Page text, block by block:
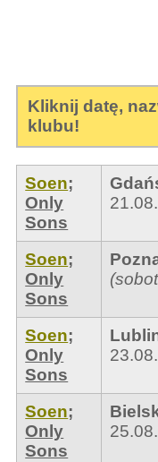
Kliknij datę,
klubu!
Soen;
Only
Sons
Soen;
Only
Sons
Soen;
Only
Sons
Soen;
Only
Sons